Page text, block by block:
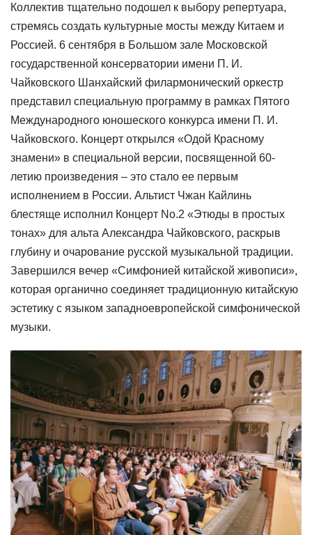
Коллектив тщательно подошел к выбору репертуара,
стремясь создать культурные мосты между Китаем и
Россией. 6 сентября в Большом зале Московской
государственной консерватории имени П. И.
Чайковского Шанхайский филармонический оркестр
представил специальную программу в рамках Пятого
Международного юношеского конкурса имени П. И.
Чайковского. Концерт открылся «Одой Красному
знамени» в специальной версии, посвященной 60-
летию произведения – это стало ее первым
исполнением в России. Альтист Чжан Кайлинь
блестяще исполнил Концерт No.2 «Этюды в простых
тонах» для альта Александра Чайковского, раскрыв
глубину и очарование русской музыкальной традиции.
Завершился вечер «Симфонией китайской живописи»,
которая органично соединяет традиционную китайскую
эстетику с языком западноевропейской симфонической
музыки.